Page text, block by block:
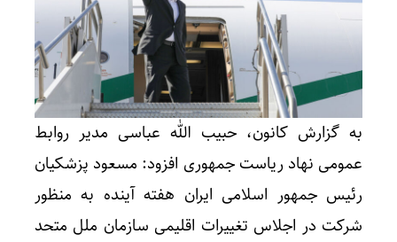
به گزارش کانون، حبیب الله عباسی مدیر روابط
عمومی نهاد ریاست جمهوری افزود: مسعود پزشکیان
رئیس جمهور اسلامی ایران هفته آینده به منظور
شرکت در اجلاس تغییرات اقلیمی سازمان ملل متحد